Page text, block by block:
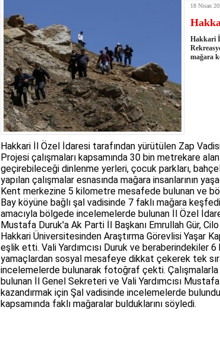
- Hakkari'ye Raftingde Çifte Gurur
- Dağcı Yüksel Işık'ın izini köylüler
- Hayvanlar Şarbona karşı aşılanıyor
17:27 - Hakkari'de yaz ortasında kış
19:22- Cennet-Cehennem Vadisi'nde tarihi
19:19- CHP Hakkari ve 26 il başkanını
19:17- Cennet Cehennem Vadisi'nde
19:13- Bakan Yardımcısı Çelik, Aşiret
19:10- Hakkari'de 503 kilogram Esrar ele
19:08- Bakan Yardımcısı Ali Çelik
18 Nisan
Hakkari
mağara
Hakkari İl Özel İdaresi tarafından yürütülen Zap
Projesi çalışmaları kapsamında 30 bin metrekare
geçirebileceği dinlenme yerleri, çocuk parkları,
yapılan çalışmalar esnasında mağara insanlarının
Kent merkezine 5 kilometre mesafede bulunan ve
Bay köyüne bağlı şal vadisinde 7 faklı mağara
amacıyla bölgede incelemelerde bulunan İl Özel
Mustafa Duruk'a Ak Parti İl Başkanı Emrullah Gür, Cilo
Hakkari Üniversitesinden Araştırma Görevlisi Yaşar
eşlik etti. Vali Yardımcısı Duruk ve
yamaçlardan sosyal mesafeye dikkat çekerek tek
incelemelerde bulunarak fotoğraf çekti. Çalışmalarla
bulunan İl Genel Sekreteri ve Vali Yardımcısı
kazandırmak için Şal vadisinde incelemelerde
kapsamında faklı mağaralar bulduklarını söyledi.